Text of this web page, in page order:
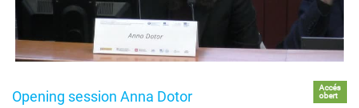
Opening session Anna Dotor
Accés
obert